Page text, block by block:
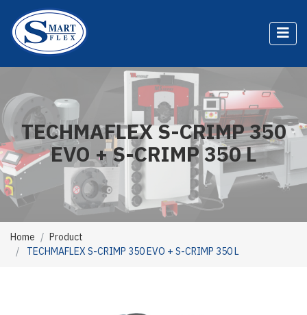
TECHMAFLEX S-CRIMP 350
EVO + S-CRIMP 350 L
Home
Product
TECHMAFLEX S-CRIMP 350 EVO + S-CRIMP 350 L